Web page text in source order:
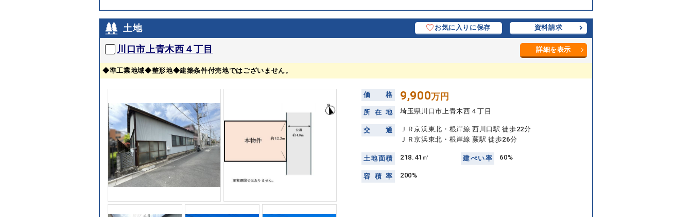
土地 お気に入りに保存 資料請求
川口市上青木西４丁目 詳細を表示
◆準工業地域◆整形地◆建築条件付売地ではございません。
価 格 9,900万円
所 在 地 埼玉県川口市上青木西４丁目
交 通
ＪＲ京浜東北・根岸線 西川口駅 徒歩22分
ＪＲ京浜東北・根岸線 蕨駅 徒歩26分
土地面積 218.41㎡ 建ぺい率 60%
容 積 率 200%